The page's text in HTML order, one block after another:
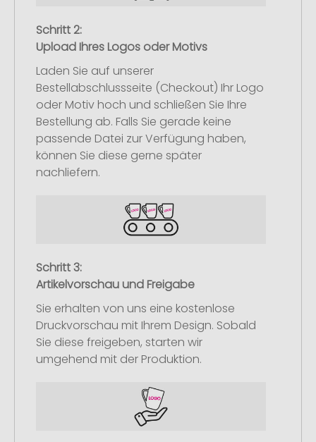
Schritt 2:
Upload Ihres Logos oder Motivs
Laden Sie auf unserer
Bestellabschlussseite (Checkout) Ihr Logo
oder Motiv hoch und schließen Sie Ihre
Bestellung ab. Falls Sie gerade keine
passende Datei zur Verfügung haben,
können Sie diese gerne später
nachliefern.
Schritt 3:
Artikelvorschau und Freigabe
Sie erhalten von uns eine kostenlose
Druckvorschau mit Ihrem Design. Sobald
Sie diese freigeben, starten wir
umgehend mit der Produktion.